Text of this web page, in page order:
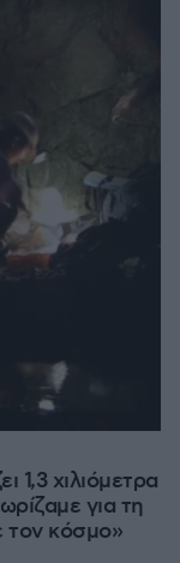
1,3 χιλιόμετρα
για τη
τον κόσμο»